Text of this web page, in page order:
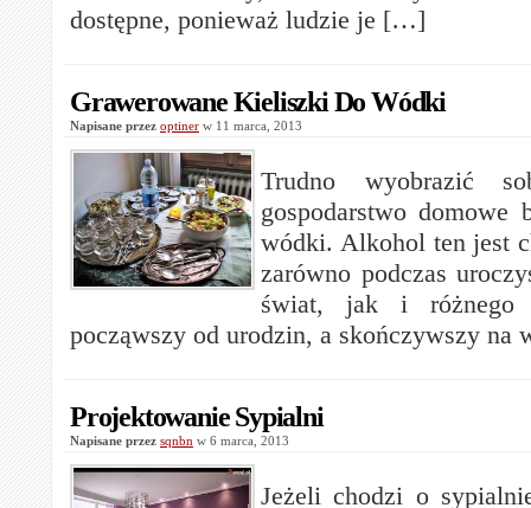
dostępne, ponieważ ludzie je […]
Grawerowane Kieliszki Do Wódki
Napisane przez optiner w 11 marca, 2013
Trudno wyobrazić
gospodarstwo domowe
wódki. Alkohol ten jest
zarówno podczas
świat, jak i różnego
począwszy od urodzin, a skończywszy na
Projektowanie Sypialni
Napisane przez sqnbn w 6 marca, 2013
Jeżeli chodzi o